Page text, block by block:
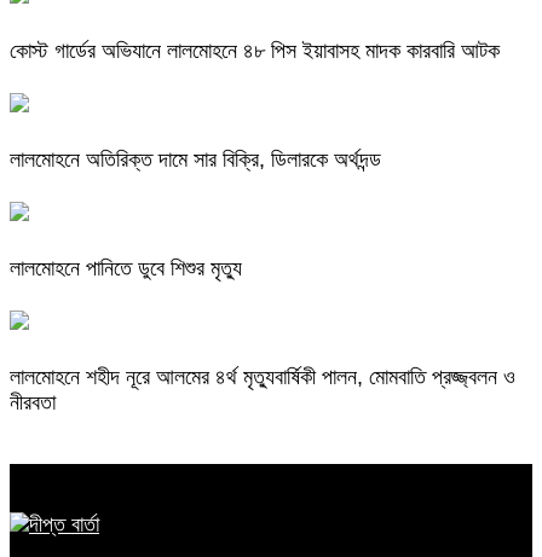
কোস্ট গার্ডের অভিযানে লালমোহনে ৪৮ পিস ইয়াবাসহ মাদক কারবারি আটক
লালমোহনে অতিরিক্ত দামে সার বিক্রি, ডিলারকে অর্থদন্ড
লালমোহনে পানিতে ডুবে শিশুর মৃত্যু
লালমোহনে শহীদ নূরে আলমের ৪র্থ মৃত্যুবার্ষিকী পালন, মোমবাতি প্রজ্জ্বলন ও
নীরবতা